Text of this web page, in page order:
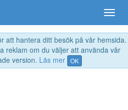
att hantera ditt besök på vår hemsida.
reklam om du väljer att använda vår
version. Läs mer OK